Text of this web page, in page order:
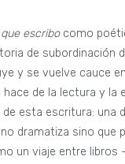
escribocomo
de subordinación
y se vuelve cauce
hace de la lectura y
esta escritura: una
dramatiza sino que
un viaje entre libros